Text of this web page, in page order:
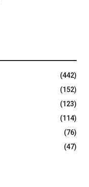
(442)
(152)
(123)
(114)
(76)
(47)